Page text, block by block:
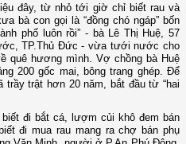
đây, từ nhỏ tới giờ chỉ biết rau và
bà con gọi là “đồng chó ngáp” bốn
phố luôn rồi” - bà Lê Thị Huệ, 57
TP.Thủ Đức - vừa tưới nước cho
quê hương mình. Vợ chồng bà Huệ
200 gốc mai, bông trang ghép. Để
trật hơn 20 năm, bắt đầu từ “hai
đi bắt cá, lượm củi khô đem bán
đi mua rau mang ra chợ bán phụ